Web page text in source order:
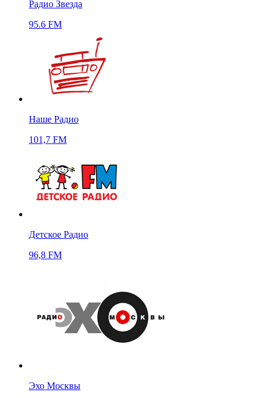
Радио Звезда
95.6 FM
Наше Радио
101,7 FM
Детское Радио
96,8 FM
Эхо Москвы